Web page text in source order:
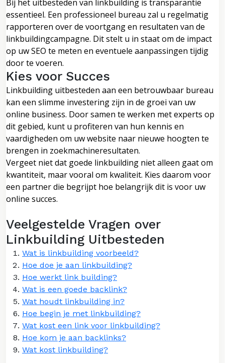
Bij het uitbesteden van linkbuilding is transparantie
essentieel. Een professioneel bureau zal u regelmatig
rapporteren over de voortgang en resultaten van de
linkbuildingcampagne. Dit stelt u in staat om de impact
op uw SEO te meten en eventuele aanpassingen tijdig
door te voeren.
Kies voor Succes
Linkbuilding uitbesteden aan een betrouwbaar bureau
kan een slimme investering zijn in de groei van uw
online business. Door samen te werken met experts op
dit gebied, kunt u profiteren van hun kennis en
vaardigheden om uw website naar nieuwe hoogten te
brengen in zoekmachineresultaten.
Vergeet niet dat goede linkbuilding niet alleen gaat om
kwantiteit, maar vooral om kwaliteit. Kies daarom voor
een partner die begrijpt hoe belangrijk dit is voor uw
online succes.
Veelgestelde Vragen over
Linkbuilding Uitbesteden
Wat is linkbuilding voorbeeld?
Hoe doe je aan linkbuilding?
Hoe werkt link building?
Wat is een goede backlink?
Wat houdt linkbuilding in?
Hoe begin je met linkbuilding?
Wat kost een link voor linkbuilding?
Hoe kom je aan backlinks?
Wat kost linkbuilding?